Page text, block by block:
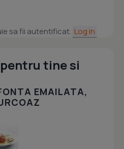
sa fii autentificat. Log in
tine si
EMAILATA,